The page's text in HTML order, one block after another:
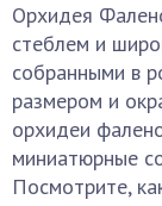
Орхидея
стеблем и
собранными в
размером и
орхидеи
миниатюрные
Посмотрите,